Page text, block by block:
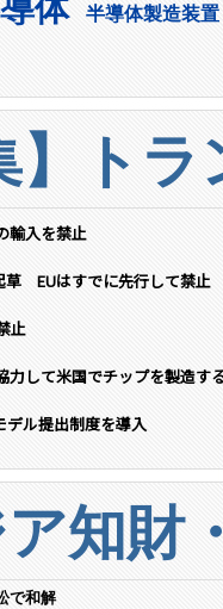
体 半導体製造装置
】ト
輸入を禁止
草 EUはすでに先行して禁止
止
力して米国でチップを製造す
デル提出制度を導入
知財
で和解